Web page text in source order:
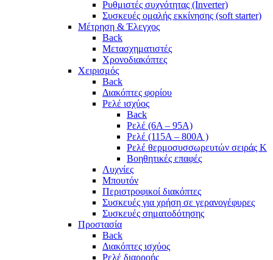
Ρυθμιστές συχνότητας (Inverter)
Συσκευές ομαλής εκκίνησης (soft starter)
Μέτρηση & Έλεγχος
Back
Μετασχηματιστές
Χρονοδιακόπτες
Χειρισμός
Back
Διακόπτες φορίου
Ρελέ ισχύος
Back
Ρελέ (6A – 95A)
Ρελέ (115A – 800A )
Ρελέ θερμοσυσσωρευτών σειράς Κ
Βοηθητικές επαφές
Λυχνίες
Μπουτόν
Περιστροφικοί διακόπτες
Συσκευές για χρήση σε γερανογέφυρες
Συσκευές σηματοδότησης
Προστασία
Back
Διακόπτες ισχύος
Ρελέ διαρροής